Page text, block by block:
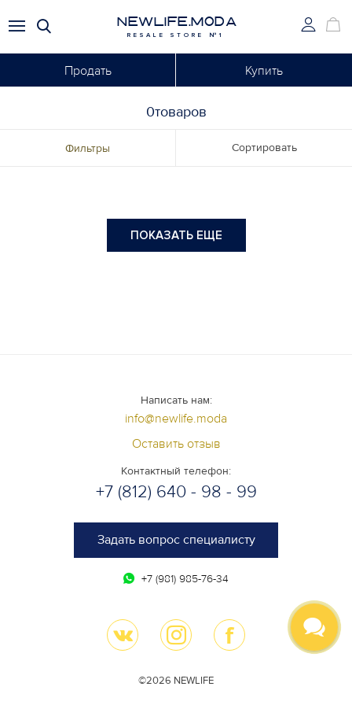
NEWLIFE.MODA
RESALE STORE №1
Продать Купить
0товаров
Фильтры Сортировать
ПОКАЗАТЬ ЕЩЕ
Написать нам:
info@newlife.moda
Оставить отзыв
Контактный телефон:
+7 (812) 640 - 98 - 99
Задать вопрос специалисту
+7 (981) 985-76-34
©2026 NEWLIFE